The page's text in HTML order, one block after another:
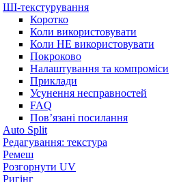
ШІ-текстурування
Коротко
Коли використовувати
Коли НЕ використовувати
Покроково
Налаштування та компроміси
Приклади
Усунення несправностей
FAQ
Пов’язані посилання
Auto Split
Редагування: текстура
Ремеш
Розгорнути UV
Ригінг